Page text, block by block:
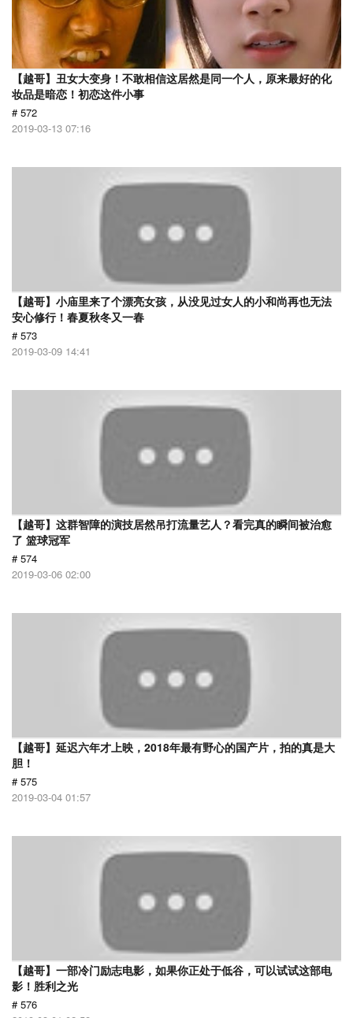
【越哥】丑女大变身！不敢相信这居然是同一个人，原来最好的化
妆品是暗恋！初恋这件小事
# 572
2019-03-13 07:16
【越哥】小庙里来了个漂亮女孩，从没见过女人的小和尚再也无法
安心修行！春夏秋冬又一春
# 573
2019-03-09 14:41
【越哥】这群智障的演技居然吊打流量艺人？看完真的瞬间被治愈
了 篮球冠军
# 574
2019-03-06 02:00
【越哥】延迟六年才上映，2018年最有野心的国产片，拍的真是大
胆！
# 575
2019-03-04 01:57
【越哥】一部冷门励志电影，如果你正处于低谷，可以试试这部电
影！胜利之光
# 576